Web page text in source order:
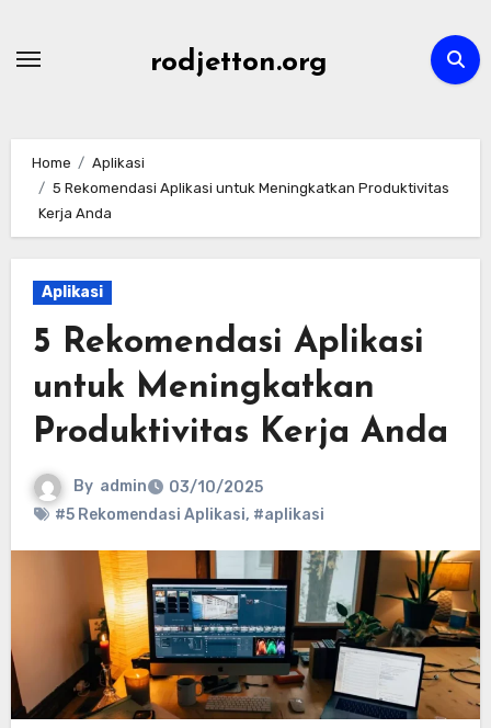
rodjetton.org
Home
Aplikasi
5 Rekomendasi Aplikasi untuk Meningkatkan Produktivitas
Kerja Anda
Aplikasi
5 Rekomendasi Aplikasi
untuk Meningkatkan
Produktivitas Kerja Anda
By admin
03/10/2025
#5 Rekomendasi Aplikasi, #aplikasi